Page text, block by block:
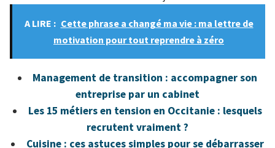
A LIRE : Cette phrase a changé ma vie : ma lettre de
motivation pour tout reprendre à zéro
Management de transition : accompagner son
entreprise par un cabinet
Les 15 métiers en tension en Occitanie : lesquels
recrutent vraiment ?
Cuisine : ces astuces simples pour se débarrasser